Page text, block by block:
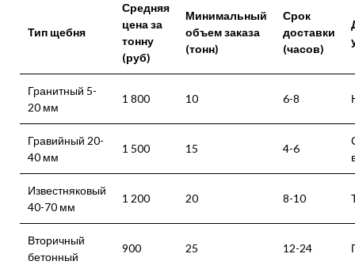
Тип щебня
Средняя
цена за
тонну
(руб)
Минимальный
объем заказа
(тонн)
Срок
доставки
(часов)
Гранитный 5-
20 мм
1 800 10 6-8
Гравийный 20-
40 мм
1 500 15 4-6
Известняковый
40-70 мм
1 200 20 8-10
Вторичный
бетонный
900 25 12-24